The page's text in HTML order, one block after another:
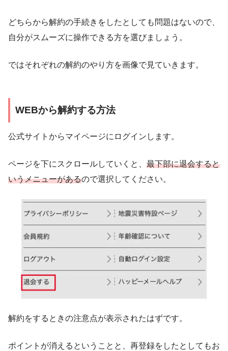
どちらから解約の手続きをしたとしても問題はないので、
自分がスムーズに操作できる方を選びましょう。
ではそれぞれの解約のやり方を画像で見ていきます。
WEBから解約する方法
公式サイトからマイページにログインします。
ページを下にスクロールしていくと、 最下部に退会すると
いうメニューがあるので選択してください。
解約をするときの注意点が表示されたはずです。
ポイントが消えるということと、再登録をしたとしてもお